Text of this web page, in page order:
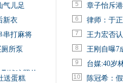
气儿足
新衣
串打麻将
所泵
掉这照片
送蛋糕
5 章子怡斥
6 律师：于
7 王力宏否
8 王刚自曝7
9 台媒:40岁
10 陈冠希：